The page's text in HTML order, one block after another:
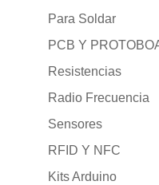
Para Soldar
PCB Y
Resistencias
Radio Frecuencia
Sensores
RFID Y NFC
Kits Arduino